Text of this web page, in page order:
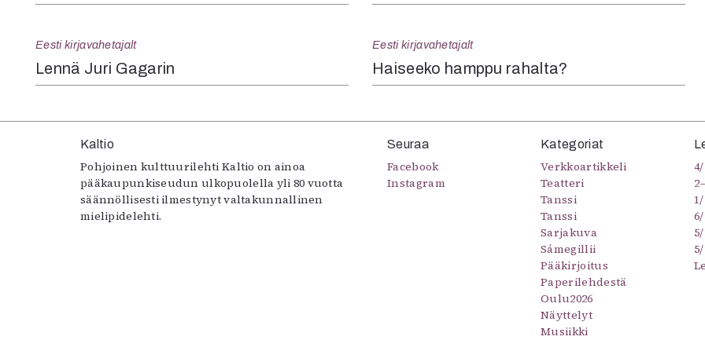
Eesti kirjavahetajalt
Lennä Juri Gagarin
Eesti kirjavahetajalt
Haiseeko hamppu rahalta?
Kaltio
Pohjoinen kulttuurilehti Kaltio on ainoa
pääkaupunkiseudun ulkopuolella yli 80 vuotta
säännöllisesti ilmestynyt valtakunnallinen
mielipidelehti.
Seuraa
Facebook
Instagram
Kategoriat
Verkkoartikkeli
Teatteri
Tanssi
Tanssi
Sarjakuva
Sámegillii
Pääkirjoitus
Paperilehdestä
Oulu2026
Näyttelyt
Musiikki